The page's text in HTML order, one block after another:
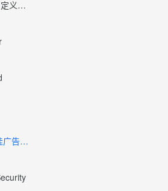
Chrome™的自定义光标
AdBlock ：最佳广告拦截工具